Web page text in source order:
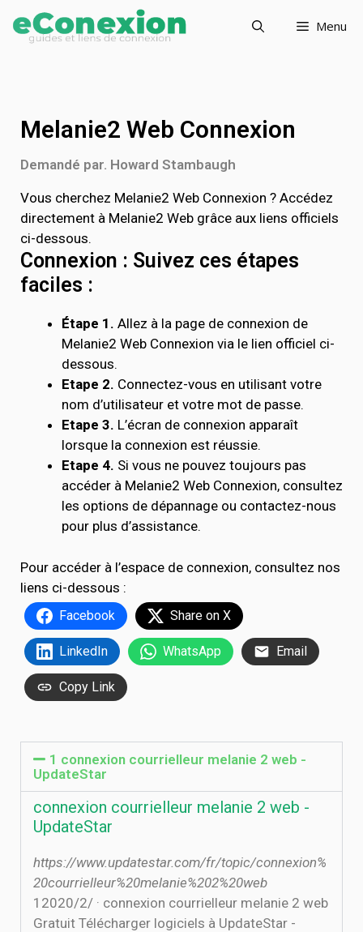
Menu
Melanie2 Web Connexion
Demandé par. Howard Stambaugh
Vous cherchez Melanie2 Web Connexion ? Accédez
directement à Melanie2 Web grâce aux liens officiels
ci-dessous.
Connexion : Suivez ces étapes
faciles :
Étape 1. Allez à la page de connexion de
Melanie2 Web Connexion via le lien officiel ci-
dessous.
Etape 2. Connectez-vous en utilisant votre
nom d’utilisateur et votre mot de passe.
Etape 3. L’écran de connexion apparaît
lorsque la connexion est réussie.
Etape 4. Si vous ne pouvez toujours pas
accéder à Melanie2 Web Connexion, consultez
les options de dépannage ou contactez-nous
pour plus d’assistance.
Pour accéder à l’espace de connexion, consultez nos
liens ci-dessous :
Facebook Share on X
LinkedIn WhatsApp Email
Copy Link
1 connexion courrielleur melanie 2 web -
UpdateStar
connexion courrielleur melanie 2 web -
UpdateStar
https://www.updatestar.com/fr/topic/connexion%
20courrielleur%20melanie%202%20web
1‏‏/2‏‏/2020 · connexion courrielleur melanie 2 web
Gratuit Télécharger logiciels à UpdateStar -